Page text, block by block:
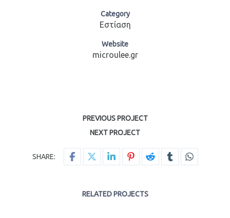
Category
Εστίαση
Website
microulee.gr
PREVIOUS PROJECT
SHARE:
NEXT PROJECT
RELATED PROJECTS